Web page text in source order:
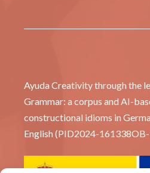
Ayuda Creativity through the
Grammar: a corpus and AI-
constructional idioms in
English (PID2024-